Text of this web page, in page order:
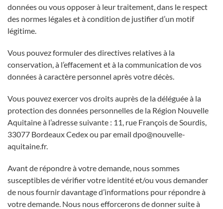
données ou vous opposer à leur traitement, dans le respect
des normes légales et à condition de justifier d’un motif
légitime.
Vous pouvez formuler des directives relatives à la
conservation, à l’effacement et à la communication de vos
données à caractère personnel après votre décès.
Vous pouvez exercer vos droits auprès de la déléguée à la
protection des données personnelles de la Région Nouvelle
Aquitaine à l’adresse suivante : 11, rue François de Sourdis,
33077 Bordeaux Cedex ou par email dpo@nouvelle-
aquitaine.fr.
Avant de répondre à votre demande, nous sommes
susceptibles de vérifier votre identité et/ou vous demander
de nous fournir davantage d’informations pour répondre à
votre demande. Nous nous efforcerons de donner suite à